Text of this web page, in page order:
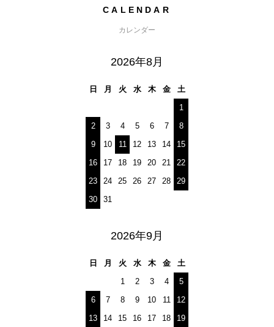
CALENDAR
カレンダー
2026年8月
日 月 火 水 木 金
土
1
2
3 4 5 6 7
8
9
10 11 12 13 14
15
16
17 18 19 20 21
22
23
24 25 26 27 28
29
30
31
2026年9月
日 月 火 水 木 金
土
1
2 3 4
5
6
7 8 9 10 11
12
13
14 15 16 17 18
19